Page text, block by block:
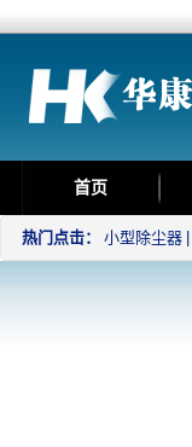
首页
热门点击： 小型除尘器